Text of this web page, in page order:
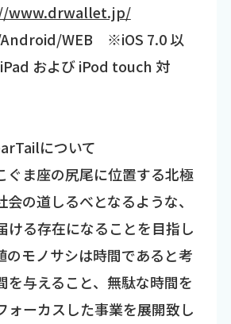
www.drwallet.jp/
Android/WEB ※iOS 7.0 以
および iPod touch 対
について
ぐま座の尻尾に位置する北極
の道しるべとなるような、
ける存在になることを目指し
のモノサシは時間であると考
を与えること、無駄な時間を
ォーカスした事業を展開致し